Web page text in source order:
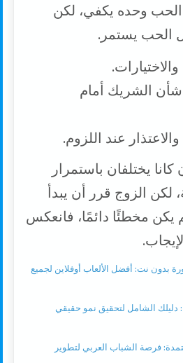
وحده يكفي، لكن
الحب يستمر.
الشريك أمام
عند اللزوم.
يختلفان باستمرار
الزوج قرر أن يبدأ
يكن مخطئًا دائمًا، فانعكس
بدون نت: أفضل الألعاب أوفلاين لجميع
دليلك الشامل لتحقيق نمو حقيقي
فرصة الشباب العربي لتطوير